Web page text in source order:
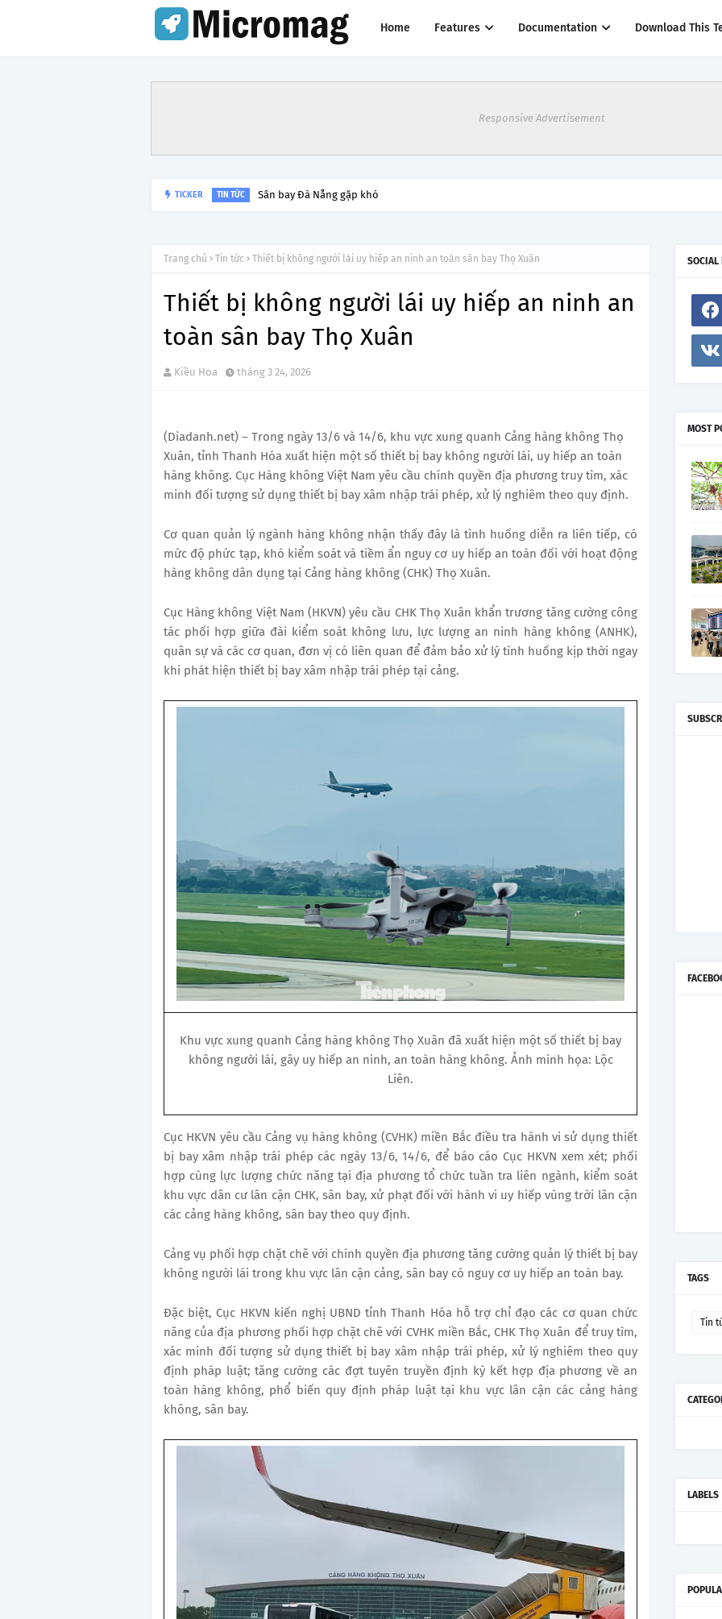
Home Features Documentation Download This
Responsive Advertisement
TICKER TIN TỨC Sân bay Đà Nẵng gặp khó
Trang chủ Tin tức Thiết bị không người lái uy hiếp an ninh an toàn sân bay Thọ Xuân
Thiết bị không người lái uy hiếp an ninh an
toàn sân bay Thọ Xuân
Kiều Hoa tháng 3 24, 2026
(Diadanh.net) – Trong ngày 13/6 và 14/6, khu vực xung quanh Cảng hàng không Thọ
Xuân, tỉnh Thanh Hóa xuất hiện một số thiết bị bay không người lái, uy hiếp an toàn
hàng không. Cục Hàng không Việt Nam yêu cầu chính quyền địa phương truy tìm, xác
minh đối tượng sử dụng thiết bị bay xâm nhập trái phép, xử lý nghiêm theo quy định.
Cơ quan quản lý ngành hàng không nhận thấy đây là tình huống diễn ra liên tiếp, có
mức độ phức tạp, khó kiểm soát và tiềm ẩn nguy cơ uy hiếp an toàn đối với hoạt động
hàng không dân dụng tại Cảng hàng không (CHK) Thọ Xuân.
Cục Hàng không Việt Nam (HKVN) yêu cầu CHK Thọ Xuân khẩn trương tăng cường công
tác phối hợp giữa đài kiểm soát không lưu, lực lượng an ninh hàng không (ANHK),
quân sự và các cơ quan, đơn vị có liên quan để đảm bảo xử lý tình huống kịp thời ngay
khi phát hiện thiết bị bay xâm nhập trái phép tại cảng.
Khu vực xung quanh Cảng hàng không Thọ Xuân đã xuất hiện một số thiết bị bay
không người lái, gây uy hiếp an ninh, an toàn hàng không. Ảnh minh họa: Lộc
Liên.
Cục HKVN yêu cầu Cảng vụ hàng không (CVHK) miền Bắc điều tra hành vi sử dụng thiết
bị bay xâm nhập trái phép các ngày 13/6, 14/6, để báo cáo Cục HKVN xem xét; phối
hợp cùng lực lượng chức năng tại địa phương tổ chức tuần tra liên ngành, kiểm soát
khu vực dân cư lân cận CHK, sân bay, xử phạt đối với hành vi uy hiếp vùng trời lân cận
các cảng hàng không, sân bay theo quy định.
Cảng vụ phối hợp chặt chẽ với chính quyền địa phương tăng cường quản lý thiết bị bay
không người lái trong khu vực lân cận cảng, sân bay có nguy cơ uy hiếp an toàn bay.
Đặc biệt, Cục HKVN kiến nghị UBND tỉnh Thanh Hóa hỗ trợ chỉ đạo các cơ quan chức
năng của địa phương phối hợp chặt chẽ với CVHK miền Bắc, CHK Thọ Xuân để truy tìm,
xác minh đối tượng sử dụng thiết bị bay xâm nhập trái phép, xử lý nghiêm theo quy
định pháp luật; tăng cường các đợt tuyên truyền định kỳ kết hợp địa phương về an
toàn hàng không, phổ biến quy định pháp luật tại khu vực lân cận các cảng hàng
không, sân bay.
SOCIAL
MOST
TAGS
Tin
LABELS